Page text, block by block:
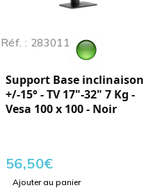
Réf. : 283011
Support Base inclinaison
+/-15° - TV 17"-32" 7 Kg -
Vesa 100 x 100 - Noir
56,50€
Ajouter au panier